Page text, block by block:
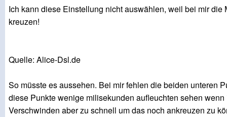
Ich kann diese Einstellung nicht auswählen, weil bei mir
kreuzen!
Quelle: Alice-Dsl.de
So müsste es aussehen. Bei mir fehlen die beiden unteren
diese Punkte wenige milisekunden aufleuchten sehen
Verschwinden aber zu schnell um das noch ankreuzen zu